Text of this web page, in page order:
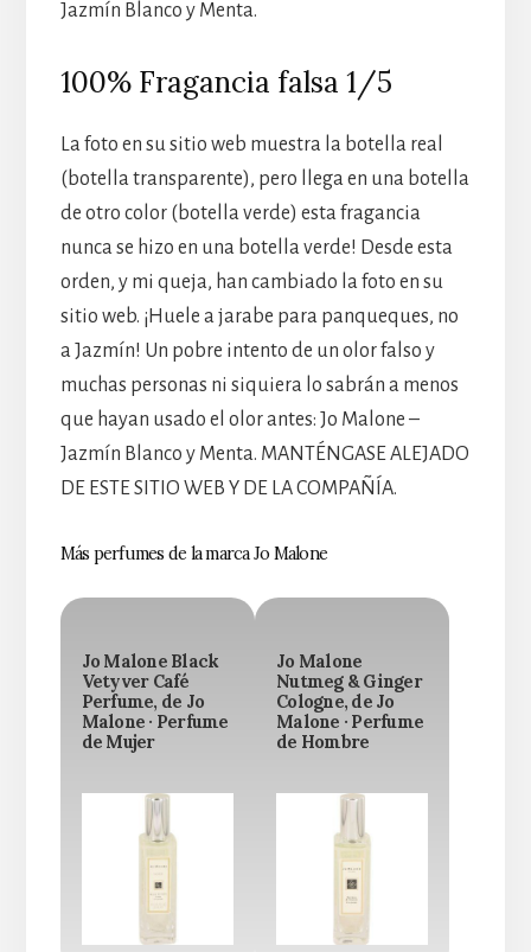
Jazmín Blanco y Menta.
100% Fragancia falsa 1/5
La foto en su sitio web muestra la botella real
(botella transparente), pero llega en una botella
de otro color (botella verde) esta fragancia
nunca se hizo en una botella verde! Desde esta
orden, y mi queja, han cambiado la foto en su
sitio web. ¡Huele a jarabe para panqueques, no
a Jazmín! Un pobre intento de un olor falso y
muchas personas ni siquiera lo sabrán a menos
que hayan usado el olor antes: Jo Malone –
Jazmín Blanco y Menta. MANTÉNGASE ALEJADO
DE ESTE SITIO WEB Y DE LA COMPAÑÍA.
Más perfumes de la marca Jo Malone
Jo Malone Black
Vetyver Café
Perfume, de Jo
Malone · Perfume
de Mujer
Jo Malone
Nutmeg & Ginger
Cologne, de Jo
Malone · Perfume
de Hombre